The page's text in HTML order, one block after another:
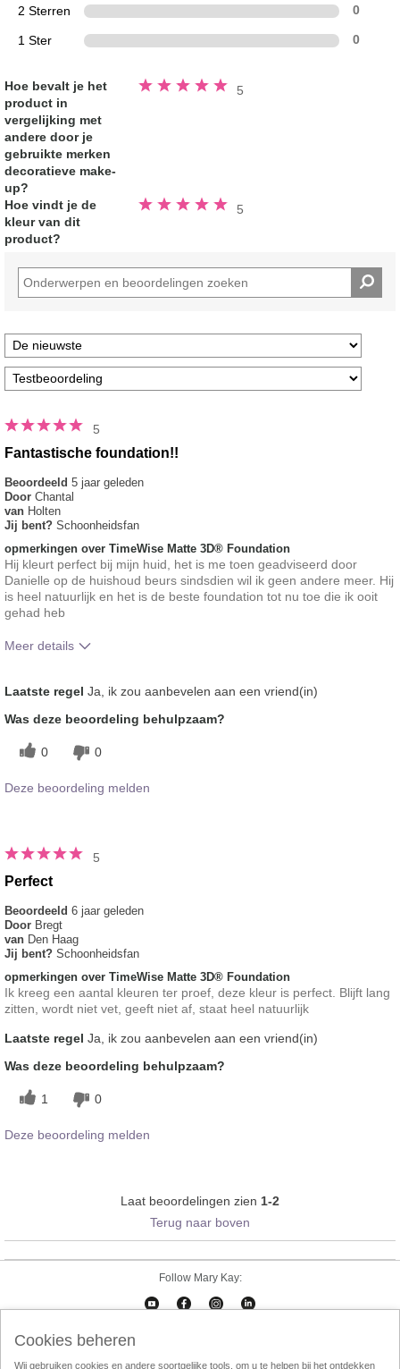
2 Sterren 0
1 Ster 0
Hoe bevalt je het
product in
vergelijking met
andere door je
gebruikte merken
decoratieve make-
up?
5
Beoordeeld
5.0
Hoe vindt je de
kleur van dit
product?
5
Beoordeeld
5.0
5
Fantastische foundation!!
Beoordeeld 5 jaar geleden
Door Chantal
van Holten
Jij bent? Schoonheidsfan
opmerkingen over TimeWise Matte 3D® Foundation
Hij kleurt perfect bij mijn huid, het is me toen geadviseerd door
Danielle op de huishoud beurs sindsdien wil ik geen andere meer. Hij
is heel natuurlijk en het is de beste foundation tot nu toe die ik ooit
gehad heb
Meer details
met andere door je gebruikte merken
decoratieve make-up?
Laatste regel Ja, ik zou aanbevelen aan een vriend(in)
Was deze beoordeling behulpzaam?
0 0
Deze beoordeling melden
5
Perfect
Beoordeeld 6 jaar geleden
Door Bregt
van Den Haag
Jij bent? Schoonheidsfan
opmerkingen over TimeWise Matte 3D® Foundation
Ik kreeg een aantal kleuren ter proef, deze kleur is perfect. Blijft lang
zitten, wordt niet vet, geeft niet af, staat heel natuurlijk
Laatste regel Ja, ik zou aanbevelen aan een vriend(in)
Was deze beoordeling behulpzaam?
1 0
Deze beoordeling melden
Laat beoordelingen zien 1-2
Terug naar boven
Follow Mary Kay:
Cookies beheren Impressum
Cookies beheren
Wij gebruiken cookies en andere soortgelijke tools, om u te helpen bij het ontdekken